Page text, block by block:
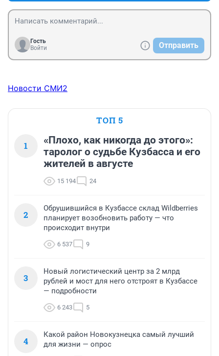
Гость
Войти
Отправить
Новости СМИ2
ТОП 5
1
«Плохо, как никогда до этого»:
таролог о судьбе Кузбасса и его
жителей в августе
15 194 24
2
Обрушившийся в Кузбассе склад Wildberries
планирует возобновить работу — что
происходит внутри
6 537 9
3
Новый логистический центр за 2 млрд
рублей и мост для него отстроят в Кузбассе
— подробности
6 243 5
4
Какой район Новокузнецка самый лучший
для жизни — опрос